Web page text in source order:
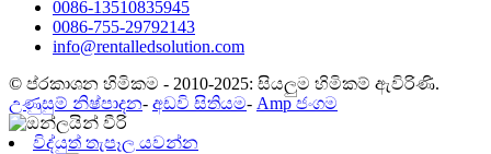
0086-13510835945
0086-755-29792143
info@rentalledsolution.com
© ප්රකාශන හිමිකම - 2010-2025: සියලුම හිමිකම් ඇවිරිණි.
උණුසුම් නිෂ්පාදන- අඩවි සිතියම- Amp ජංගම
විද්යුත් තැපෑල යවන්න